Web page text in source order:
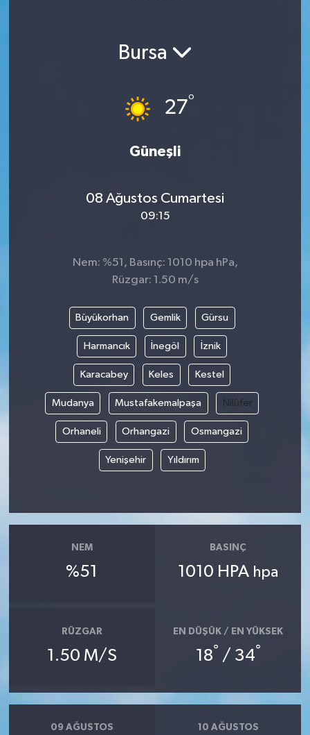
Bursa
27°
Güneşli
08 Ağustos Cumartesi
09:15
Nem: %51, Basınç: 1010 hpa hPa,
Rüzgar: 1.50 m/s
Büyükorhan Gemlik Gürsu
Harmancık İnegöl İznik
Karacabey Keles Kestel
Mudanya Mustafakemalpaşa Nilüfer
Orhaneli Orhangazi Osmangazi
Yenişehir Yıldırım
NEM
%51
BASINÇ
1010 HPA hpa
RÜZGAR
1.50 M/S
EN DÜŞÜK / EN YÜKSEK
18° / 34°
09 AĞUSTOS 10 AĞUSTOS